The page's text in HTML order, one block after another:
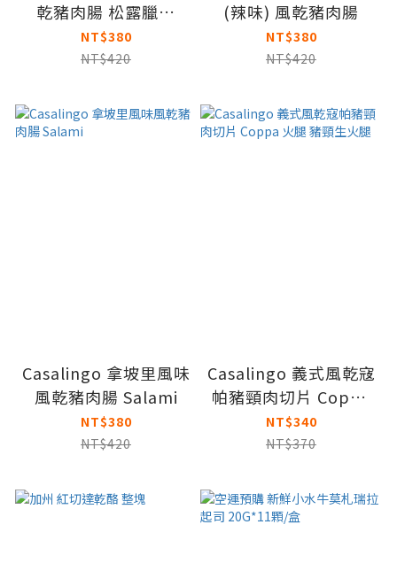
乾豬肉腸 松露臘腸
Salami
NT$380
NT$420
(辣味) 風乾豬肉腸
NT$380
NT$420
Casalingo 拿坡里風味
風乾豬肉腸 Salami
NT$380
NT$420
Casalingo 義式風乾寇
帕豬頸肉切片 Coppa
火腿 豬頸生火腿
NT$340
NT$370